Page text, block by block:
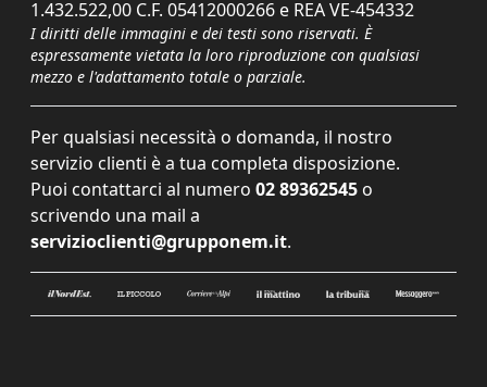
1.432.522,00 C.F. 05412000266 e REA VE-454332
I diritti delle immagini e dei testi sono riservati. È
espressamente vietata la loro riproduzione con qualsiasi
mezzo e l'adattamento totale o parziale.
Per qualsiasi necessità o domanda, il nostro
servizio clienti è a tua completa disposizione.
Puoi contattarci al numero 02 89362545 o
scrivendo una mail a
servizioclienti@grupponem.it.